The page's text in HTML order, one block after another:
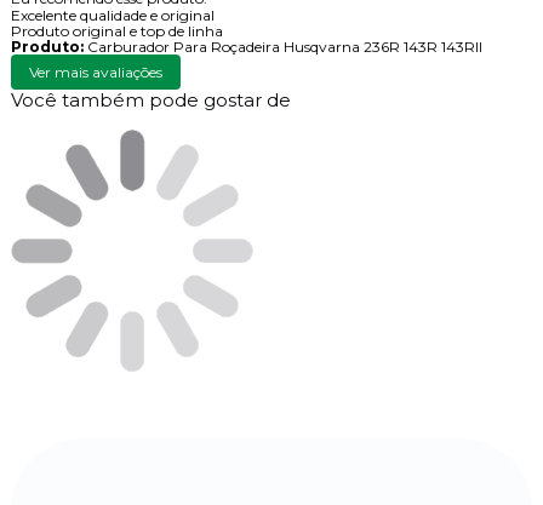
Excelente qualidade e original
Produto original e top de linha
Produto:Carburador Para Roçadeira Husqvarna 236R 143R 143RII
Ver mais avaliações
Você também pode gostar de